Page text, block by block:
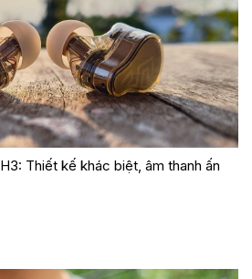
Thiết kế khác biệt, âm thanh ấn